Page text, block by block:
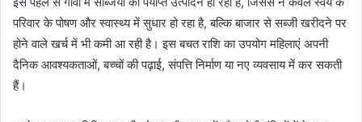
परिवार के पोषण और स्वास्थ्य में सुधार हो रहा है, बल्कि बाजार से सब्जी खरीदने पर
होने वाले खर्च में भी कमी आ रही है। इस बचत राशि का उपयोग महिलाएं अपनी
दैनिक आवश्यकताओं, बच्चों की पढ़ाई, संपत्ति निर्माण या नए व्यवसाय में कर सकती
हैं।